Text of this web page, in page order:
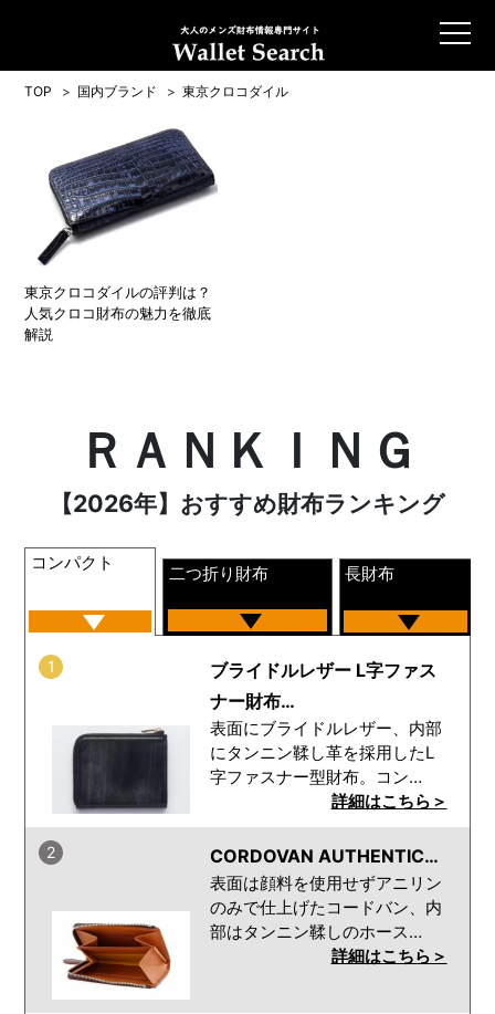
TOP 国内ブランド 東京クロコダイル
東京クロコダイルの評判は？
人気クロコ財布の魅力を徹底
解説
ＲＡＮＫＩＮＧ
【2026年】おすすめ財布ランキング
コンパクト
二つ折り財布 長財布
1
ブライドルレザー L字ファス
ナー財布…
表面にブライドルレザー、内部
にタンニン鞣し革を採用したL
字ファスナー型財布。コン…
詳細はこちら＞
2 CORDOVAN AUTHENTIC…
表面は顔料を使用せずアニリン
のみで仕上げたコードバン、内
部はタンニン鞣しのホース…
詳細はこちら＞